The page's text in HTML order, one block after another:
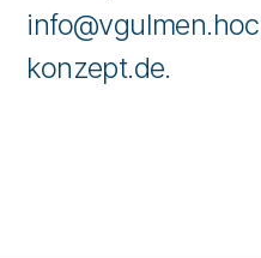
konzept.de.